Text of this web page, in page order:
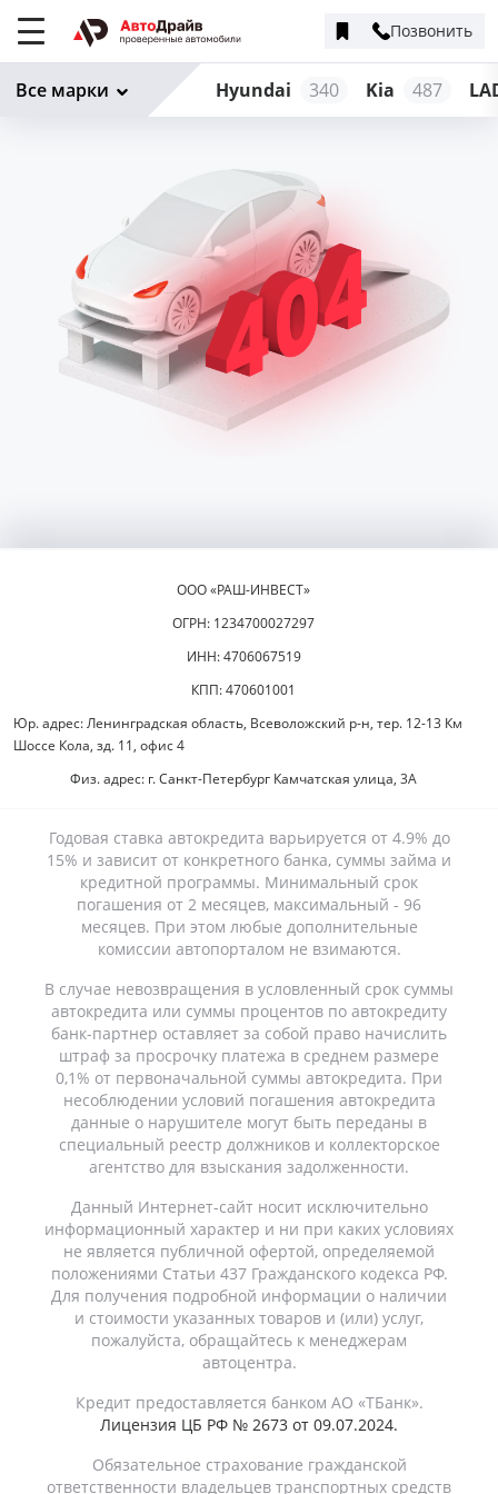
Позвонить
Hyundai 340 Kia 487
Все марки
ООО «РАШ-ИНВЕСТ»
ОГРН: 1234700027297
ИНН: 4706067519
КПП: 470601001
Юр. адрес: Ленинградская область, Всеволожский р-н, тер. 12-13 Км
Шоссе Кола, зд. 11, офис 4
Физ. адрес: г. Санкт-Петербург Камчатская улица, 3А
Годовая ставка автокредита варьируется от 4.9% до
15% и зависит от конкретного банка, суммы займа и
кредитной программы. Минимальный срок
погашения от 2 месяцев, максимальный - 96
месяцев. При этом любые дополнительные
комиссии автопорталом не взимаются.
В случае невозвращения в условленный срок суммы
автокредита или суммы процентов по автокредиту
банк-партнер оставляет за собой право начислить
штраф за просрочку платежа в среднем размере
0,1% от первоначальной суммы автокредита. При
несоблюдении условий погашения автокредита
данные о нарушителе могут быть переданы в
специальный реестр должников и коллекторское
агентство для взыскания задолженности.
Данный Интернет-сайт носит исключительно
информационный характер и ни при каких условиях
не является публичной офертой, определяемой
положениями Статьи 437 Гражданского кодекса РФ.
Для получения подробной информации о наличии
и стоимости указанных товаров и (или) услуг,
пожалуйста, обращайтесь к менеджерам
автоцентра.
Кредит предоставляется банком АО «ТБанк».
Лицензия ЦБ РФ № 2673 от 09.07.2024.
Обязательное страхование гражданской
ответственности владельцев транспортных средств